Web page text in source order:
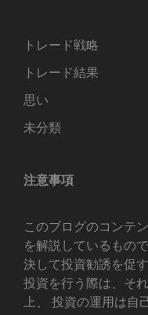
トレード戦略
トレード結果
思い
未分類
注意事項
このブログのコンテ
を解説しているもので
決して投資勧誘を促
投資を行う際は、そ
上、 投資の運用は自